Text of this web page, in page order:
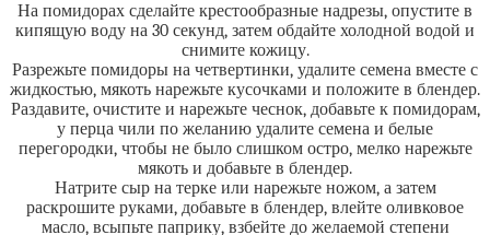
На помидорах сделайте крестообразные надрезы, опустите в
кипящую воду на 30 секунд, затем обдайте холодной водой и
снимите кожицу.
Разрежьте помидоры на четвертинки, удалите семена вместе с
жидкостью, мякоть нарежьте кусочками и положите в блендер.
Раздавите, очистите и нарежьте чеснок, добавьте к помидорам,
у перца чили по желанию удалите семена и белые
перегородки, чтобы не было слишком остро, мелко нарежьте
мякоть и добавьте в блендер.
Натрите сыр на терке или нарежьте ножом, а затем
раскрошите руками, добавьте в блендер, влейте оливковое
масло, всыпьте паприку, взбейте до желаемой степени